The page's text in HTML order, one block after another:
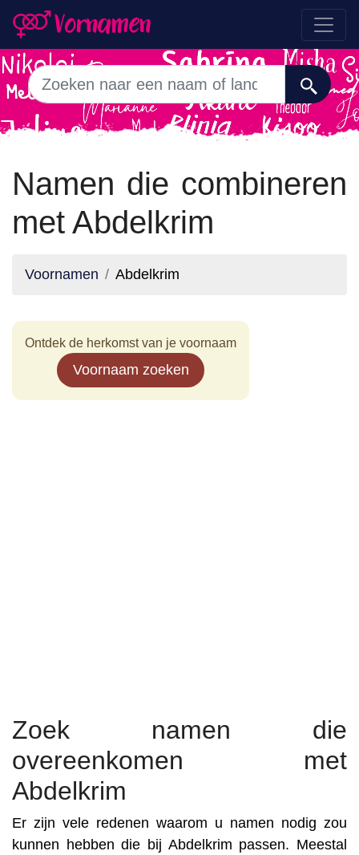
Namen die combineren
met Abdelkrim
Voornamen Abdelkrim
Ontdek de herkomst van je voornaam
Voornaam zoeken
Zoek namen die
overeenkomen met
Abdelkrim
Er zijn vele redenen waarom u namen nodig zou
kunnen hebben die bij Abdelkrim passen. Meestal